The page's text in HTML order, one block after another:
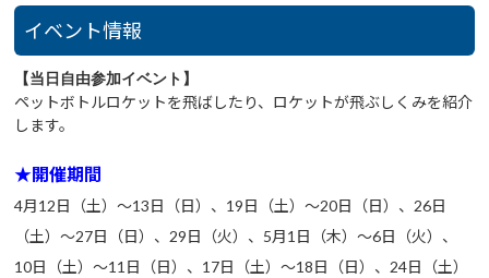
イベント情報
【当日自由参加イベント】
ペットボトルロケットを飛ばしたり、ロケットが飛ぶしくみを紹介
します。
★開催期間
4月12日（土）～13日（日）、19日（土）～20日（日）、26日
（土）～27日（日）、29日（火）、5月1日（木）～6日（火）、
10日（土）～11日（日）、17日（土）～18日（日）、24日（土）